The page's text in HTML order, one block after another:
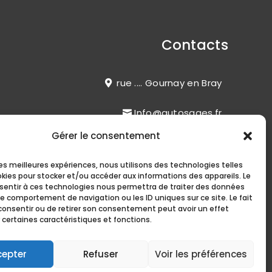
Gérer le consentement
meilleures expériences, nous utilisons des technologies telles
pour stocker et/ou accéder aux informations des appareils. Le
à ces technologies nous permettra de traiter des données
comportement de navigation ou les ID uniques sur ce site. Le fait
ou de retirer son consentement peut avoir un effet
caractéristiques et fonctions.
Refuser Voir les préférences
Contacts
rue .... Gournay en Bray
Info@autosages.fr
(33)02 00 00 00 00